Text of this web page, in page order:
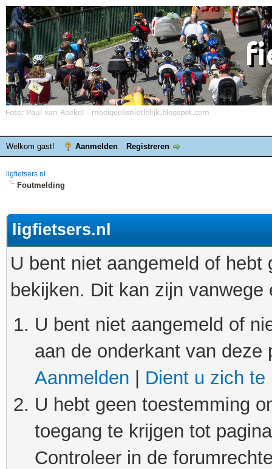
Welkom gast! Aanmelden Registreren
ligfietsers.nl
Foutmelding
ligfietsers.nl
U bent niet aangemeld of
bekijken. Dit kan zijn
U bent niet aangemeld of
aan de onderkant van
Aanmelden
Dient u zich te
U hebt geen toestemming
toegang te krijgen tot
Controleer in de